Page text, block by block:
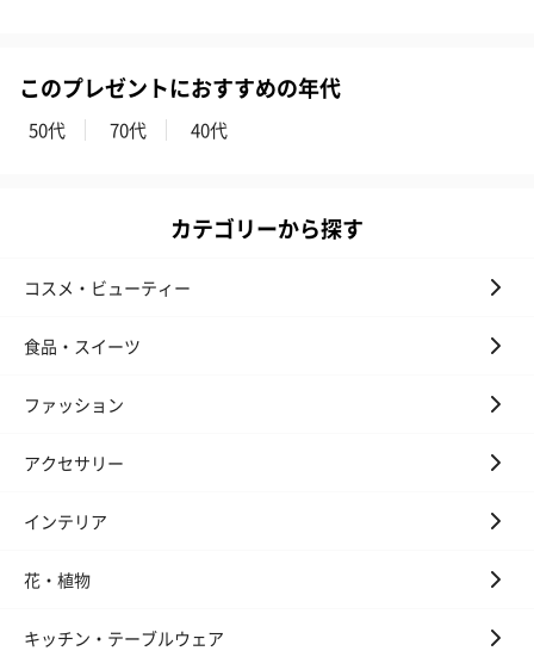
このプレゼントにおすすめの年代
50代 70代 40代
カテゴリーから探す
コスメ・ビューティー
食品・スイーツ
ファッション
アクセサリー
インテリア
花・植物
キッチン・テーブルウェア